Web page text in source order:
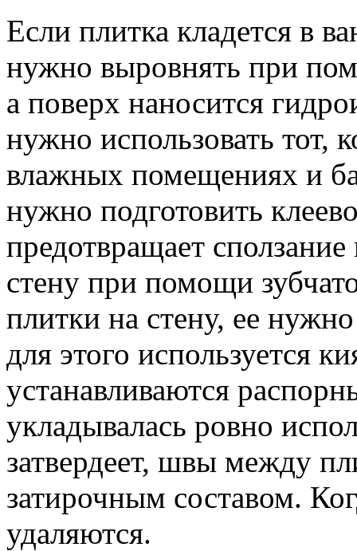
Если плитка кладется в
нужно выровнять при
а поверх наносится
нужно использовать тот,
влажных помещениях и
нужно подготовить
предотвращает
стену при помощи
плитки на стену, ее
для этого используется
устанавливаются
укладывалась ровно
затвердеет, швы между
затирочным составом.
удаляются.